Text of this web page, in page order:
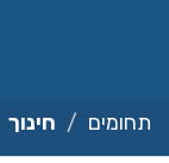
תחומים חינוך